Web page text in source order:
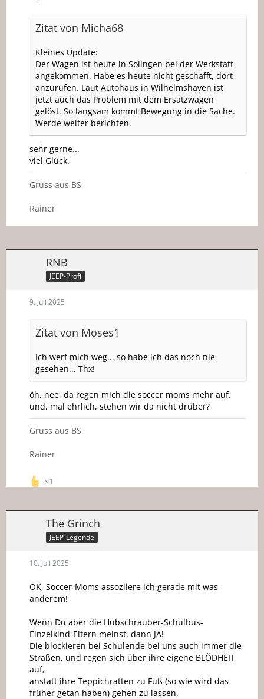
Zitat von Micha68
Kleines Update:
Der Wagen ist heute in Solingen bei der Werkstatt
angekommen. Habe es heute nicht geschafft, dort
anzurufen. Laut Autohaus in Wilhelmshaven ist
jetzt auch das Problem mit dem Ersatzwagen
gelöst. So langsam kommt Bewegung in die Sache.
Werde weiter berichten.
sehr gerne...
viel Glück.
Gruss aus BS
Rainer
RNB
JEEP-Profi
9. Juli 2025
Zitat von Moses1
Ich werf mich weg... so habe ich das noch nie
gesehen... Thx!
öh, nee, da regen mich die soccer moms mehr auf.
und, mal ehrlich, stehen wir da nicht drüber?
Gruss aus BS
Rainer
1
The Grinch
JEEP-Legende
10. Juli 2025
OK, Soccer-Moms assoziiere ich gerade mit was
anderem!
Wenn Du aber die Hubschrauber-Schulbus-
Einzelkind-Eltern meinst, dann JA!
Die blockieren bei Schulende bei uns auch immer die
Straßen, und regen sich über ihre eigene BLÖDHEIT
auf,
anstatt ihre Teppichratten zu Fuß (so wie wird das
früher getan haben) gehen zu lassen.